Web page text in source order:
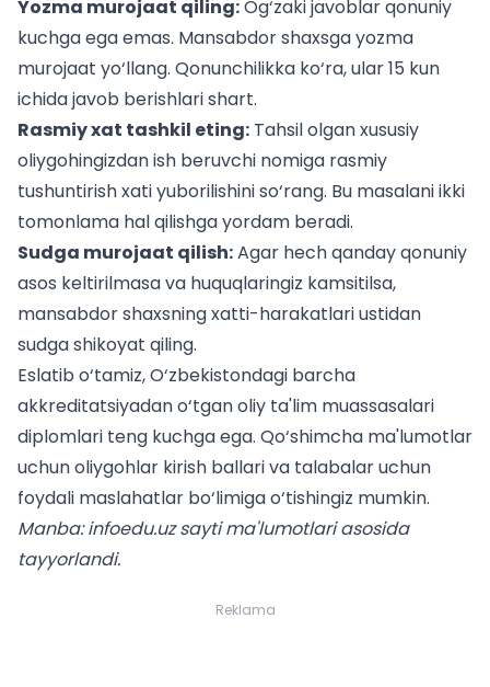
Yozma murojaat qiling:Og‘zaki javoblar qonuniy
kuchga ega emas. Mansabdor shaxsga yozma
murojaat yo‘llang. Qonunchilikka ko‘ra, ular 15 kun
ichida javob berishlari shart.
Rasmiy xat tashkil eting: Tahsil olgan xususiy
oliygohingizdan ish beruvchi nomiga rasmiy
tushuntirish xati yuborilishini so‘rang. Bu masalani ikki
tomonlama hal qilishga yordam beradi.
Sudga murojaat qilish:Agar hech qanday qonuniy
asos keltirilmasa va huquqlaringiz kamsitilsa,
mansabdor shaxsning xatti-harakatlari ustidan
sudga shikoyat qiling.
Eslatib o‘tamiz, O‘zbekistondagi barcha
akkreditatsiyadan o‘tgan oliy ta'lim muassasalari
diplomlari teng kuchga ega. Qo‘shimcha ma'lumotlar
uchunoliygohlar kirish ballariva talabalar uchun
foydali maslahatlar bo‘limiga o‘tishingiz mumkin.
Manba: infoedu.uz sayti ma'lumotlari asosida
tayyorlandi.
Reklama